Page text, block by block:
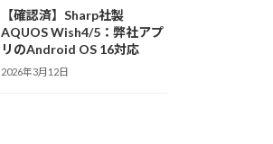
【確認済】Sharp社製
AQUOS Wish4/5：弊社アプ
リのAndroid OS 16対応
2026年3月12日